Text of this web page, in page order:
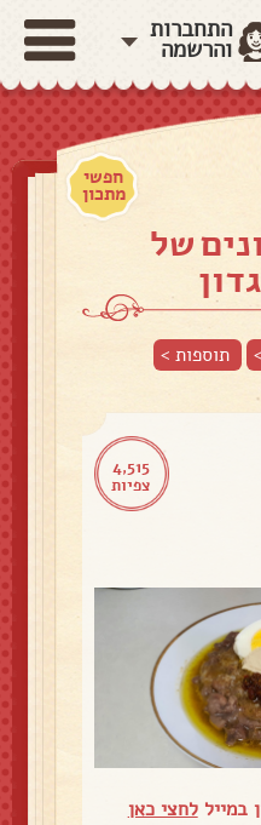
התחברות
והרשמה
חפשי
מתכון
של
תוספות>
4,515
צפיות
במייללחצי כאן